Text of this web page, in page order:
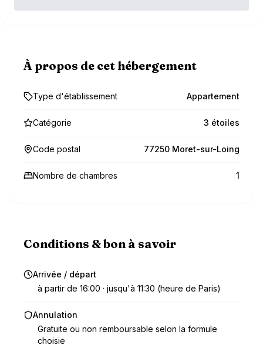
À propos de cet hébergement
Type d'établissement Appartement
Catégorie 3 étoiles
Code postal 77250 Moret-sur-Loing
Nombre de chambres 1
Conditions & bon à savoir
Arrivée / départ
à partir de 16:00 · jusqu'à 11:30 (heure de Paris)
Annulation
Gratuite ou non remboursable selon la formule
choisie